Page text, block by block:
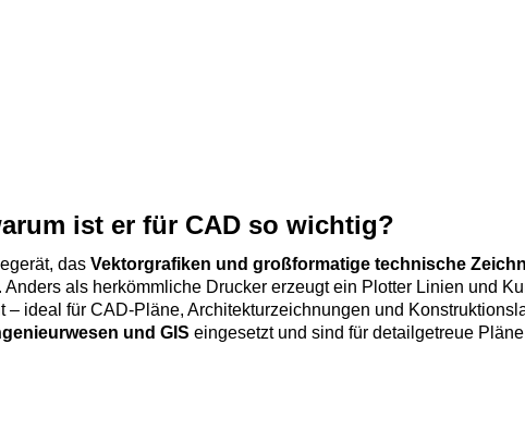
ist er für CAD so wichtig?
das Vektorgrafiken und großformatige technische
Anders als herkömmliche Drucker erzeugt ein Plotter Linien und
ideal für CAD‑Pläne, Architekturzeichnungen und
und GIS eingesetzt und sind für detailgetreue